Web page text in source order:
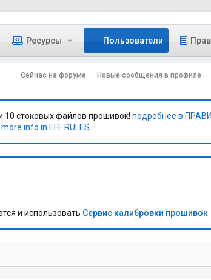
Ресурсы Пользователи
Сейчас на форуме Новые сообщения в профиле
стоковых файлов прошивок! подробнее в
more info in EFF RULES...
и использовать Сервис калибровки прошивок